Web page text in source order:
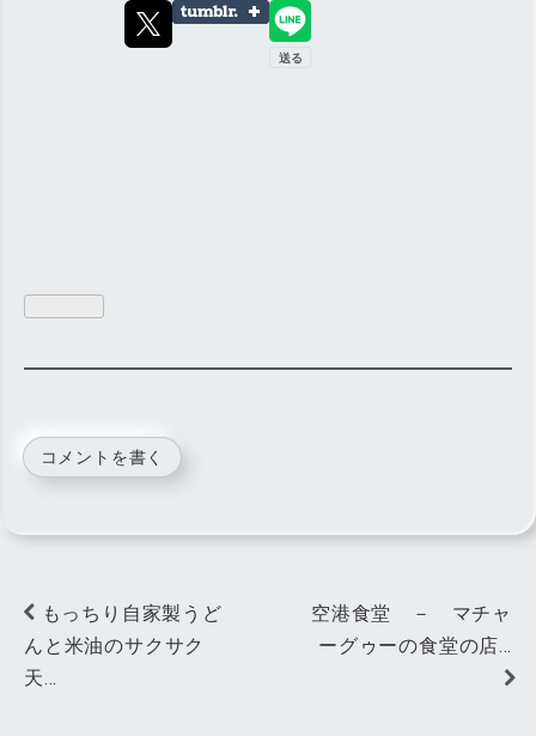
コメントを書く
もっちり自家製うど
んと米油のサクサク
天…
空港食堂 － マチャ
ーグゥーの食堂の店…